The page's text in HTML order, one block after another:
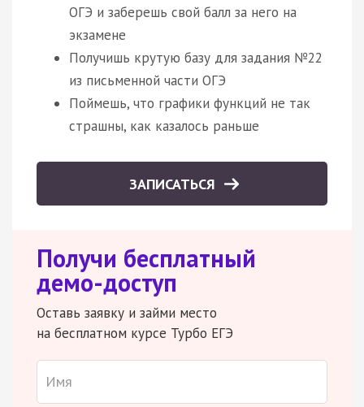
ОГЭ и заберешь свой балл за него на
экзамене
Получишь крутую базу для задания №22
из письменной части ОГЭ
Поймешь, что графики функций не так
страшны, как казалось раньше
ЗАПИСАТЬСЯ
Получи бесплатный
демо-доступ
Оставь заявку и займи место
на бесплатном курсе Турбо ЕГЭ